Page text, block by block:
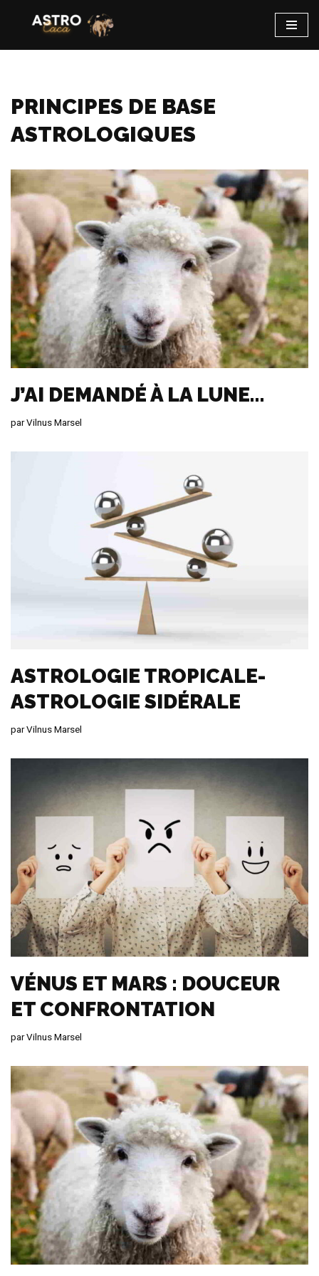
PRINCIPES DE BASE
ASTROLOGIQUES
J’AI DEMANDÉ À LA LUNE…
parVilnus Marsel
ASTROLOGIE TROPICALE-
ASTROLOGIE SIDÉRALE
parVilnus Marsel
VÉNUS ET MARS : DOUCEUR
ET CONFRONTATION
parVilnus Marsel